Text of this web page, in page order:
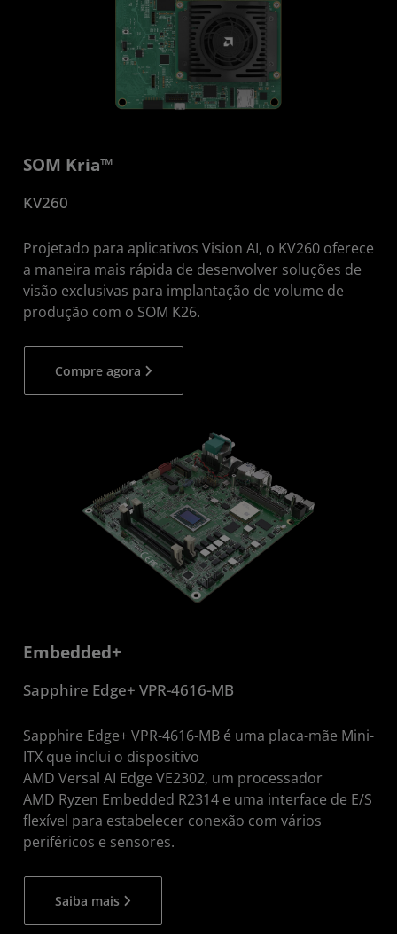
SOM Kria™
KV260
Projetado para aplicativos Vision AI, o KV260 oferece
a maneira mais rápida de desenvolver soluções de
visão exclusivas para implantação de volume de
produção com o SOM K26.
Compre agora
Embedded+
Sapphire Edge+ VPR-4616-MB
Sapphire Edge+ VPR-4616-MB é uma placa-mãe Mini-
ITX que inclui o dispositivo
AMD Versal AI Edge VE2302, um processador
AMD Ryzen Embedded R2314 e uma interface de E/S
flexível para estabelecer conexão com vários
periféricos e sensores.
Saiba mais